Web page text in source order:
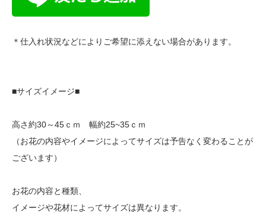
＊仕入れ状況などによりご希望に添えない場合があります。
■サイズイメージ■
高さ約30～45ｃｍ 幅約25~35ｃｍ
（お花の内容やイメージによってサイズは予告なく変わることが
ございます）
お花の内容と種類、
イメージや花材によってサイズは異なります。